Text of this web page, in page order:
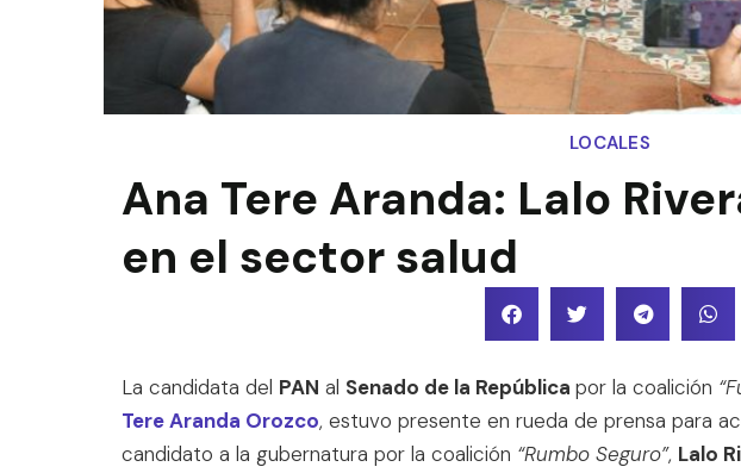
LOCALES
Ana Tere Aranda: Lalo
en el sector salud
La candidata del PAN al Senado de la República por la coalición
Tere Aranda Orozco, estuvo presente en rueda de prensa para
candidato a la gubernatura por la coalición “Rumbo Seguro”, Lalo